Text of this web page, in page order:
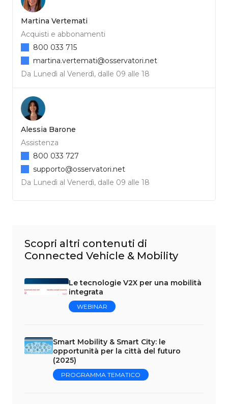
Martina Vertemati
Acquisti e abbonamenti
Da Lunedì al Venerdì, dalle 09 alle 18
800 033 715
martina.vertemati@osservatori.net
Alessia Barone
Assistenza
Da Lunedì al Venerdì, dalle 09 alle 18
800 033 727
supporto@osservatori.net
Scopri altri contenuti di
Connected Vehicle & Mobility
Le tecnologie V2X per una mobilità
integrata
WEBINAR
Smart Mobility & Smart City: le
opportunità per la città del futuro
(2025)
PROGRAMMA TEMATICO